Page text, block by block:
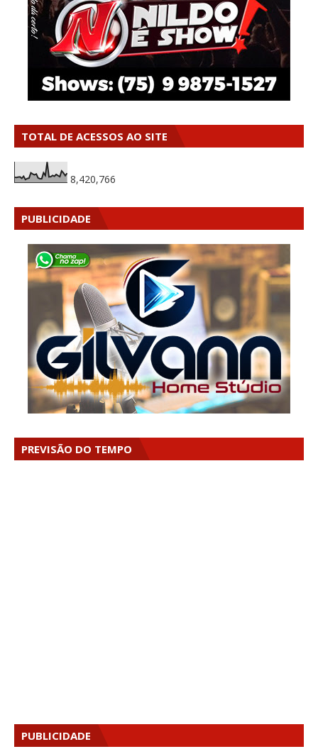
TOTAL DE ACESSOS AO SITE
8,420,766
PUBLICIDADE
PREVISÃO DO TEMPO
PUBLICIDADE